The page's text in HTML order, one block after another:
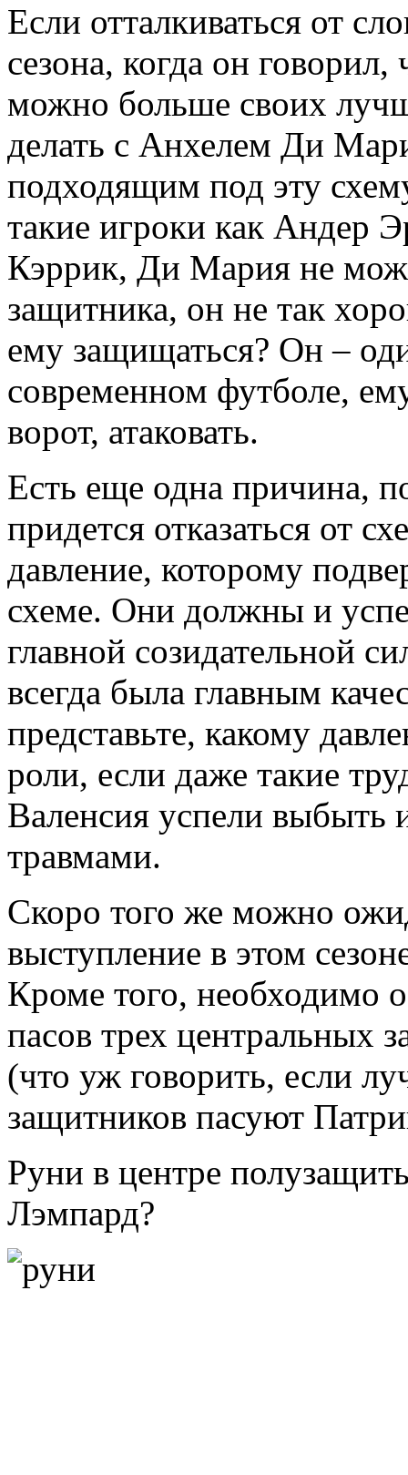
Если отталкиваться от
сезона, когда он говорил,
можно больше своих
делать с Анхелем Ди
подходящим под эту
такие игроки как Андер
Кэррик, Ди Мария не
защитника, он не так
ему защищаться? Он –
современном футболе,
ворот, атаковать.
Есть еще одна причина,
придется отказаться от
давление, которому
схеме. Они должны и
главной созидательной
всегда была главным
представьте, какому
роли, если даже такие
Валенсия успели
травмами.
Скоро того же можно
выступление в этом
Кроме того, необходимо
пасов трех центральных
(что уж говорить, если
защитников пасуют
Руни в центре
Лэмпард?